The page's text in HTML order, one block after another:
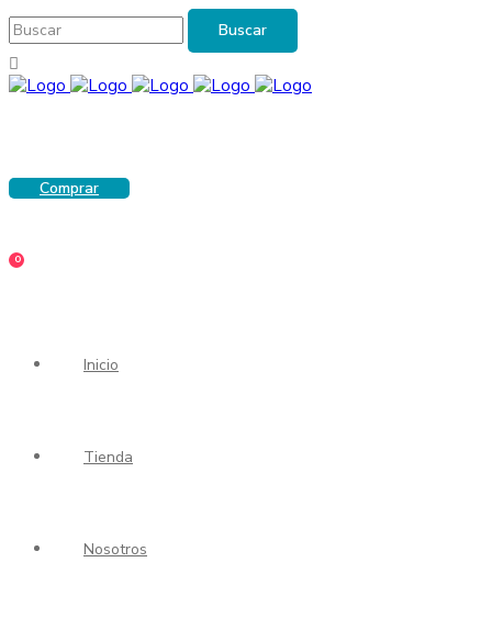
Comprar
0
Inicio
Tienda
Nosotros